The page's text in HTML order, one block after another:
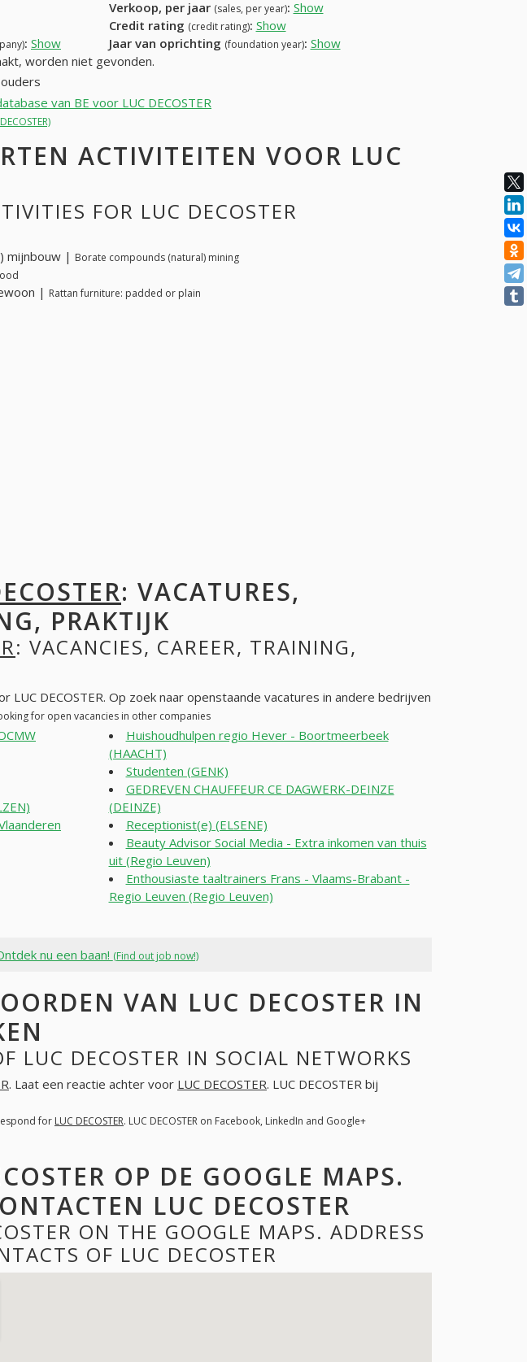
Verkoop, per jaar (sales, per year): Show
Credit rating (credit rating): Show
: Show Jaar van oprichting (foundation year): Show
worden niet gevonden.
van BE voor LUC DECOSTER
ACTIVITEITEN VOOR LUC
FOR LUC DECOSTER
mijnbouw | Borate compounds (natural) mining
| Rattan furniture: padded or plain
: VACATURES,
PRAKTIJK
: VACANCIES, CAREER, TRAINING,
LUC DECOSTER. Op zoek naar openstaande vacatures in andere bedrijven
for open vacancies in other companies
Huishoudhulpen regio Hever - Boortmeerbeek
(HAACHT)
Studenten (GENK)
GEDREVEN CHAUFFEUR CE DAGWERK-DEINZE
(DEINZE)
Receptionist(e) (ELSENE)
Beauty Advisor Social Media - Extra inkomen van thuis
uit (Regio Leuven)
Enthousiaste taaltrainers Frans - Vlaams-Brabant -
Regio Leuven (Regio Leuven)
nu een baan! (Find out job now!)
VAN LUC DECOSTER IN
LUC DECOSTER IN SOCIAL NETWORKS
. Laat een reactie achter voor LUC DECOSTER. LUC DECOSTER bij
for LUC DECOSTER. LUC DECOSTER on Facebook, LinkedIn and Google+
OP DE GOOGLE MAPS.
LUC DECOSTER
ON THE GOOGLE MAPS. ADDRESS
OF LUC DECOSTER